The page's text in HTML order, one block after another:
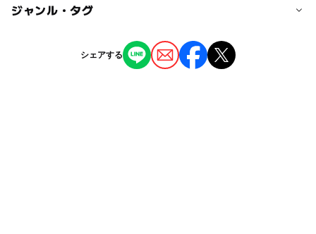
駐車場あり ー
ー 託児所
ジャンル・タグ
シェアする